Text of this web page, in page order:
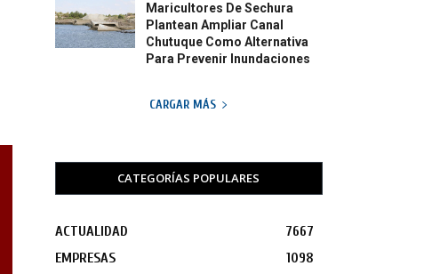
Maricultores De Sechura
Plantean Ampliar Canal
Chutuque Como Alternativa
Para Prevenir Inundaciones
CARGAR MÁS
CATEGORÍAS POPULARES
ACTUALIDAD
7667
EMPRESAS
1098